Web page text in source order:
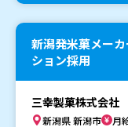
新潟発米菓メー
ション採用
三幸製菓株式会社
新潟県 新潟市 月